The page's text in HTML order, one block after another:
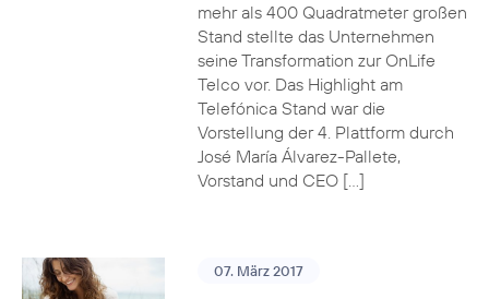
mehr als 400 Quadratmeter großen
Stand stellte das Unternehmen
seine Transformation zur OnLife
Telco vor. Das Highlight am
Telefónica Stand war die
Vorstellung der 4. Plattform durch
José María Álvarez-Pallete,
Vorstand und CEO […]
07. März 2017